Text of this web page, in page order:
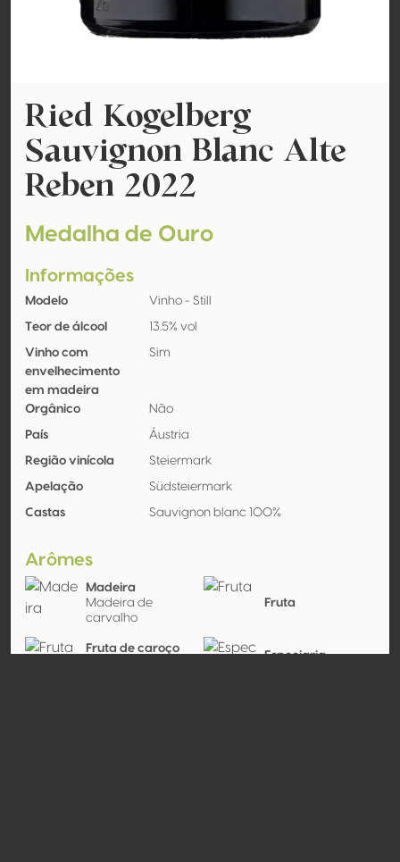
Ried Kogelberg
Sauvignon Blanc Alte
Reben 2022
Medalha de Ouro
Informações
Modelo Vinho - Still
Teor de álcool 13.5% vol
Vinho com
envelhecimento
em madeira
Sim
Orgânico Não
País Áustria
Região vinícola Steiermark
Apelação Südsteiermark
Castas Sauvignon blanc 100%
Arômes
Madeira
Madeira de
carvalho
Fruta
Fruta de caroço
Especiaria